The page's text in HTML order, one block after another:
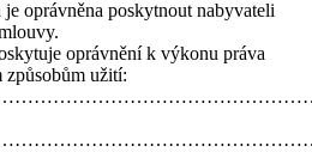
oprávněna poskytnout nabyvateli
oprávnění k výkonu práva
užití: